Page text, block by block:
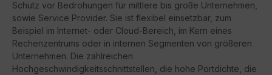
Schutz vor Bedrohungen für mittlere bis große Unternehmen,
sowie Service Provider. Sie ist flexibel einsetzbar, zum
Beispiel im Internet- oder Cloud-Bereich, im Kern eines
Rechenzentrums oder in internen Segmenten von größeren
Unternehmen. Die zahlreichen
Hochgeschwindigkeitsschnittstellen, die hohe Portdichte, die